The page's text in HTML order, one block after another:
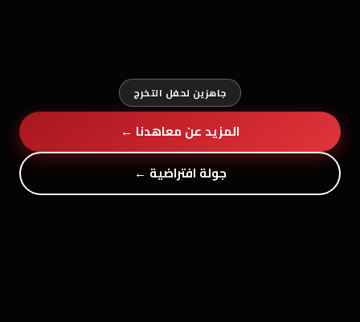
جاهزين لحفل التخرج
المزيد عن معاهدنا ←
جولة افتراضية ←